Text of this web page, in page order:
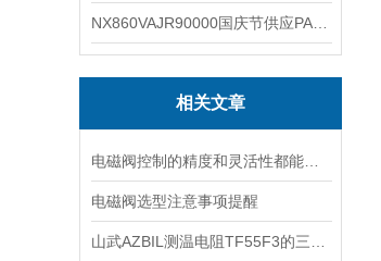
相关文章
电磁阀选型注意事项提醒